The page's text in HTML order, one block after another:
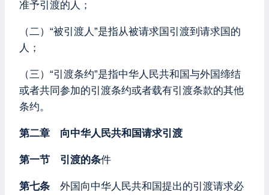
准予引渡的人；
（二）“被引渡人”是指从被请求国引渡到请求国的
人；
（三）“引渡条约”是指中华人民共和国与外国缔结
或者共同参加的引渡条约或者载有引渡条款的其他
条约。
第二章 向中华人民共和国请求引渡
第一节 引渡的条件
第七条 外国向中华人民共和国提出的引渡请求必